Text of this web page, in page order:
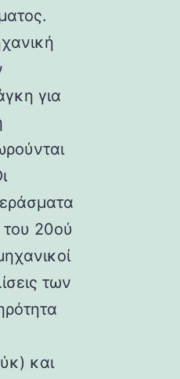
για
20ού
των
και